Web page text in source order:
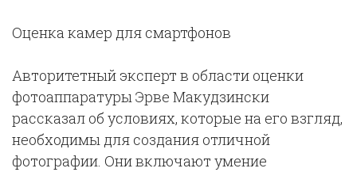
Оценка камер для смартфонов
Авторитетный эксперт в области оценки
фотоаппаратуры Эрве Макудзински
рассказал об условиях, которые на его взгляд,
необходимы для создания отличной
фотографии. Они включают умение